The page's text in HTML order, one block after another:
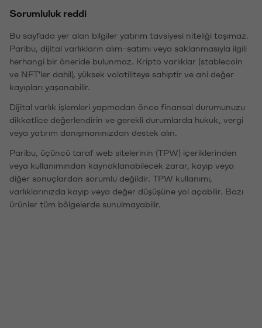
Sorumluluk reddi
Bu sayfada yer alan bilgiler yatırım tavsiyesi niteliği taşımaz.
Paribu, dijital varlıkların alım-satımı veya saklanmasıyla ilgili
herhangi bir öneride bulunmaz. Kripto varlıklar (stablecoin
ve NFT'ler dahil), yüksek volatiliteye sahiptir ve ani değer
kayıpları yaşanabilir.
Dijital varlık işlemleri yapmadan önce finansal durumunuzu
dikkatlice değerlendirin ve gerekli durumlarda hukuk, vergi
veya yatırım danışmanınızdan destek alın.
Paribu, üçüncü taraf web sitelerinin (TPW) içeriklerinden
veya kullanımından kaynaklanabilecek zarar, kayıp veya
diğer sonuçlardan sorumlu değildir. TPW kullanımı,
varlıklarınızda kayıp veya değer düşüşüne yol açabilir. Bazı
ürünler tüm bölgelerde sunulmayabilir.